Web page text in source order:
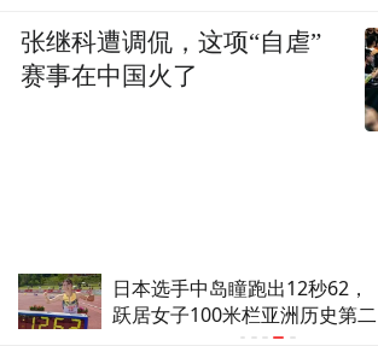
日本选手中岛瞳跑出12秒62，
跃居女子100米栏亚洲历史第二
张继科遭调侃，这项“自虐”
赛事在中国火了